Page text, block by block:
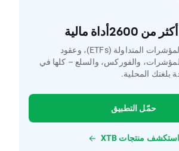
مالية
الأسهم، صناديق المؤشرات المتداولة (ETFs)، وعقود
والفوركس، والسلع – كلها في
بلغتك المحلية.
حمّل التطبيق
استكشف منتجات XTB